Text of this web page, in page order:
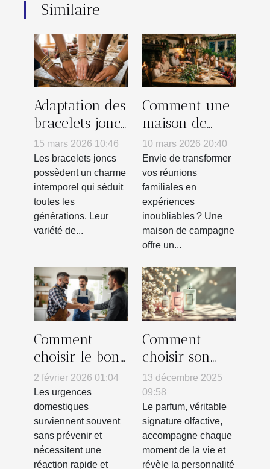
Similaire
Adaptation des
bracelets joncs
aux diverses
personnalités
15 mars 2026 10:46
Les bracelets joncs
possèdent un charme
intemporel qui séduit
toutes les
générations. Leur
variété de...
Comment une
maison de
campagne
peut
transformer
vos réunions
familiales ?
10 mars 2026 20:40
Envie de transformer
vos réunions
familiales en
expériences
inoubliables ? Une
maison de campagne
offre un...
Comment
choisir le bon
artisan pour
vos urgences
domestiques ?
2 février 2026 01:04
Les urgences
domestiques
surviennent souvent
sans prévenir et
nécessitent une
réaction rapide et
Comment
choisir son
parfum pour
marquer
chaque saison
?
13 décembre 2025
09:58
Le parfum, véritable
signature olfactive,
accompagne chaque
moment de la vie et
révèle la personnalité